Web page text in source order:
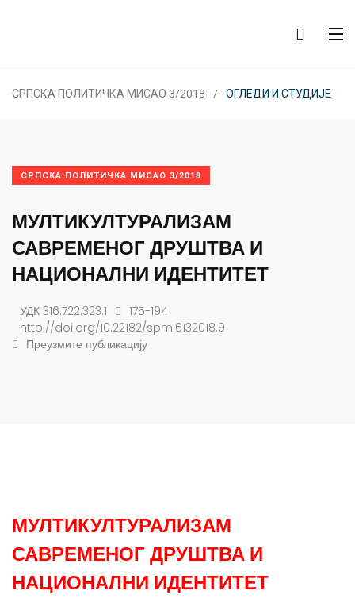
СРПСКА ПОЛИТИЧКА МИСАО 3/2018 ОГЛЕДИ И СТУДИЈЕ
СРПСКА ПОЛИТИЧКА МИСАО 3/2018
МУЛТИКУЛТУРАЛИЗАМ
САВРЕМЕНОГ ДРУШТВА И
НАЦИОНАЛНИ ИДЕНТИТЕТ
УДК 316.722:323.1
175-194
http://doi.org/10.22182/spm.6132018.9
Преузмите публикацију
МУЛТИКУЛТУРАЛИЗАМ
САВРЕМЕНОГ ДРУШТВА И
НАЦИОНАЛНИ ИДЕНТИТЕТ